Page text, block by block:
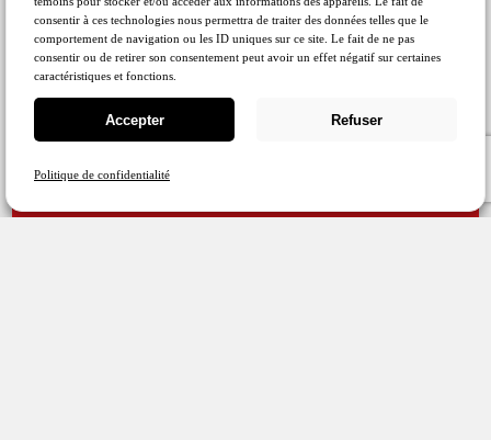
consentir à ces technologies nous permettra de traiter des données telles que le
comportement de navigation ou les ID uniques sur ce site. Le fait de ne pas
consentir ou de retirer son consentement peut avoir un effet négatif sur certaines
caractéristiques et fonctions.
Accepter Refuser
Politique de confidentialité